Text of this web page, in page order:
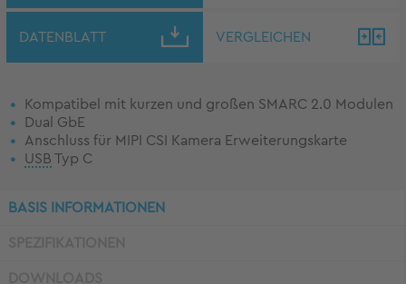
DATENBLATT VERGLEICHEN
Kompatibel mit kurzen und großen SMARC 2.0 Modulen
Dual GbE
Anschluss für MIPI CSI Kamera Erweiterungskarte
USB Typ C
BASIS INFORMATIONEN